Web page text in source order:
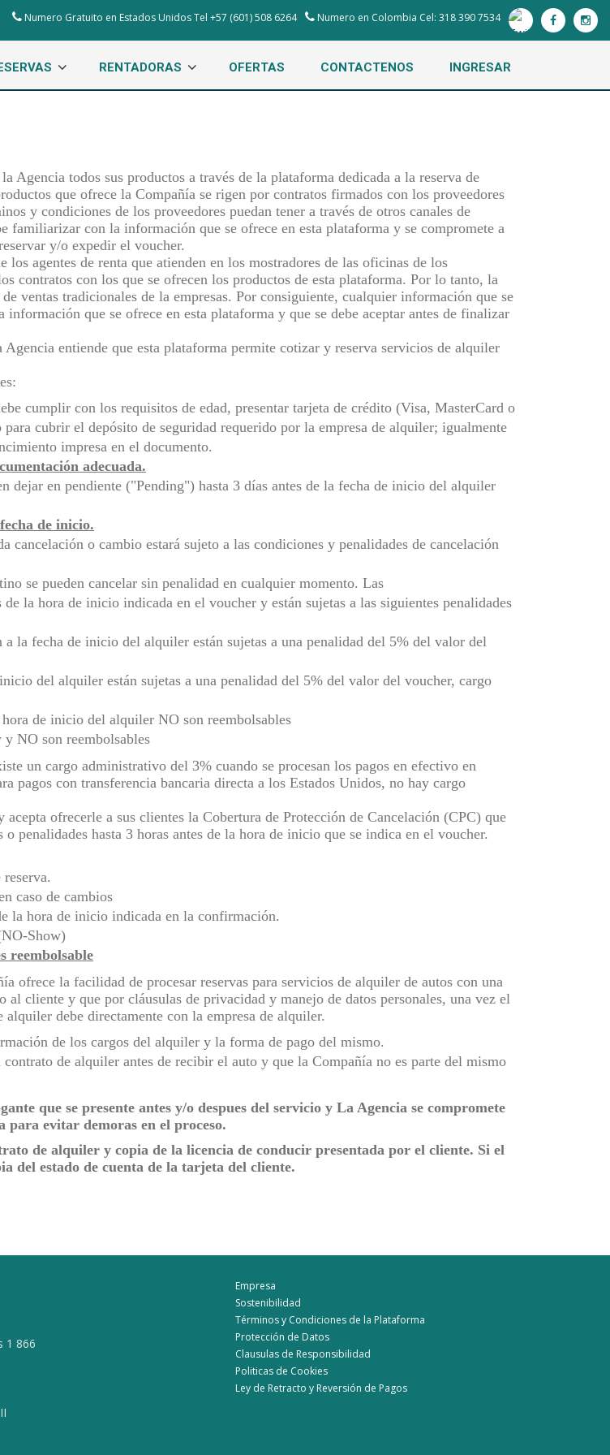
Numero Gratuito en Estados Unidos Tel +57 (601) 508 6264 Numero en Colombia Cel: 318 390 7534
RENTADORAS OFERTAS CONTACTENOS INGRESAR
Agencia todos sus productos a través de la plataforma dedicada a la reserva de
que ofrece la Compañía se rigen por contratos firmados con los proveedores
y condiciones de los proveedores puedan tener a través de otros canales de
familiarizar con la información que se ofrece en esta plataforma y se compromete a
y/o expedir el voucher.
los agentes de renta que atienden en los mostradores de las oficinas de los
contratos con los que se ofrecen los productos de esta plataforma. Por lo tanto, la
ventas tradicionales de la empresas. Por consiguiente, cualquier información que se
información que se ofrece en esta plataforma y que se debe aceptar antes de finalizar
Agencia entiende que esta plataforma permite cotizar y reserva servicios de alquiler
cumplir con los requisitos de edad, presentar tarjeta de crédito (Visa, MasterCard o
cubrir el depósito de seguridad requerido por la empresa de alquiler; igualmente
impresa en el documento.
adecuada.
dejar en pendiente ("Pending") hasta 3 días antes de la fecha de inicio del alquiler
de inicio.
cancelación o cambio estará sujeto a las condiciones y penalidades de cancelación
se pueden cancelar sin penalidad en cualquier momento. Las
de la hora de inicio indicada en el voucher y están sujetas a las siguientes penalidades
a la fecha de inicio del alquiler están sujetas a una penalidad del 5% del valor del
del alquiler están sujetas a una penalidad del 5% del valor del voucher, cargo
hora de inicio del alquiler NO son reembolsables
y NO son reembolsables
un cargo administrativo del 3% cuando se procesan los pagos en efectivo en
pagos con transferencia bancaria directa a los Estados Unidos, no hay cargo
acepta ofrecerle a sus clientes la Cobertura de Protección de Cancelación (CPC) que
penalidades hasta 3 horas antes de la hora de inicio que se indica en el voucher.
caso de cambios
la hora de inicio indicada en la confirmación.
Show)
reembolsable
ofrece la facilidad de procesar reservas para servicios de alquiler de autos con una
cliente y que por cláusulas de privacidad y manejo de datos personales, una vez el
debe directamente con la empresa de alquiler.
de los cargos del alquiler y la forma de pago del mismo.
de alquiler antes de recibir el auto y que la Compañía no es parte del mismo
que se presente antes y/o despues del servicio y La Agencia se compromete
para evitar demoras en el proceso.
de alquiler y copia de la licencia de conducir presentada por el cliente. Si el
del estado de cuenta de la tarjeta del cliente.
1 866
Empresa
Sostenibilidad
Términos y Condiciones de la Plataforma
Protección de Datos
Clausulas de Responsibilidad
Politicas de Cookies
Ley de Retracto y Reversión de Pagos